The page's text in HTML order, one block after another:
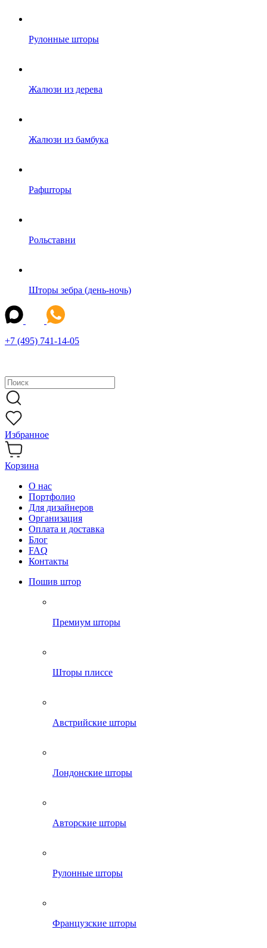
Рулонные шторы
Жалюзи из дерева
Жалюзи из бамбука
Рафшторы
Рольставни
Шторы зебра (день-ночь)
+7 (495) 741-14-05
Избранное
Корзина
О нас
Портфолио
Для дизайнеров
Организация
Оплата и доставка
Блог
FAQ
Контакты
Пошив штор
Премиум шторы
Шторы плиссе
Австрийские шторы
Лондонские шторы
Авторские шторы
Рулонные шторы
Французские шторы